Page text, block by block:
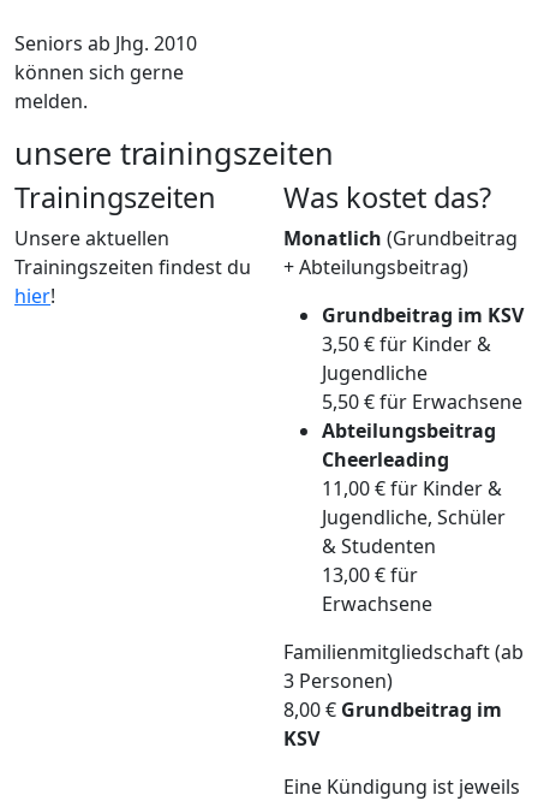
Seniors ab Jhg. 2010
können sich gerne
melden.
unsere trainingszeiten
Trainingszeiten
Unsere aktuellen
Trainingszeiten findest du
hier!
Was kostet das?
Monatlich (Grundbeitrag
+ Abteilungsbeitrag)
Grundbeitrag im KSV
3,50 €für Kinder &
Jugendliche
5,50 € für Erwachsene
Abteilungsbeitrag
Cheerleading
11,00 €für Kinder &
Jugendliche, Schüler
& Studenten
13,00 € für
Erwachsene
Familienmitgliedschaft (ab
3 Personen)
8,00 € Grundbeitrag im
KSV
Eine Kündigung ist jeweils